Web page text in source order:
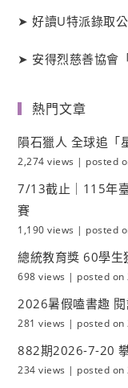
➤好讀U特派錄取
➤ 安得烈慈善協會
熱門文章
隕石獵人 全球追「
2,274 views | posted
7/13截止｜115年
賽
1,190 views | posted
總統教育獎 60學生
698 views | posted
2026暑假嗑書趣
281 views | posted on
882期2026-7-20
234 views | posted